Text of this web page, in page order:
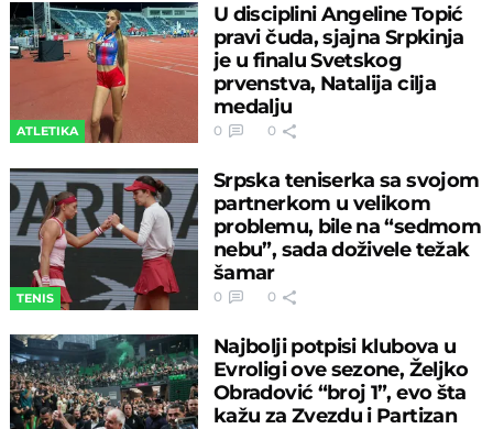
ATLETIKA
U disciplini Angeline Topić
pravi čuda, sjajna Srpkinja
je u finalu Svetskog
prvenstva, Natalija cilja
medalju
0 0
TENIS
Srpska teniserka sa svojom
partnerkom u velikom
problemu, bile na “sedmom
nebu”, sada doživele težak
šamar
0 0
Najbolji potpisi klubova u
Evroligi ove sezone, Željko
Obradović “broj 1”, evo šta
kažu za Zvezdu i Partizan